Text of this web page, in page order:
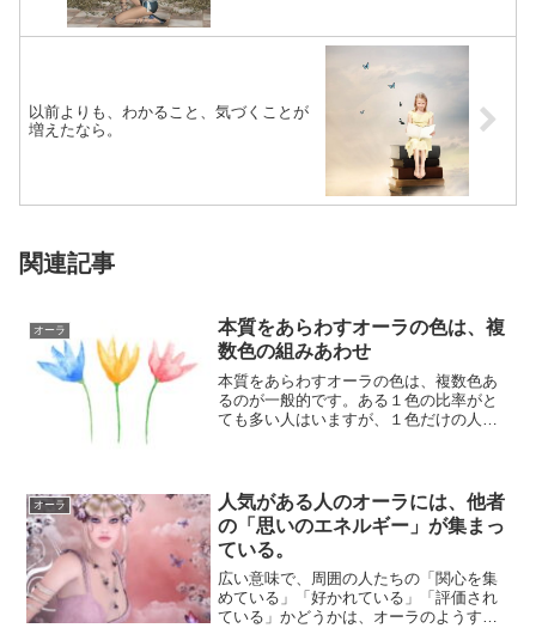
以前よりも、わかること、気づくことが
増えたなら。
関連記事
オーラ
本質をあらわすオーラの色は、複
数色の組みあわせ
本質をあらわすオーラの色は、複数色あ
るのが一般的です。ある１色の比率がと
ても多い人はいますが、１色だけの人は
オーラ
人気がある人のオーラには、他者
の「思いのエネルギー」が集まっ
ている。
広い意味で、周囲の人たちの「関心を集
めている」「好かれている」「評価され
ている」かどうかは、オーラのようすみ